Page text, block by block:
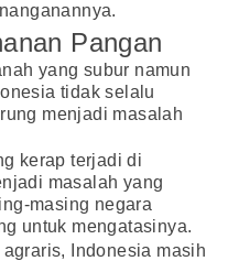
Pangan
yang subur namun
tidak selalu
menjadi masalah
kerap terjadi di
masalah yang
masing negara
untuk mengatasinya.
Indonesia masih